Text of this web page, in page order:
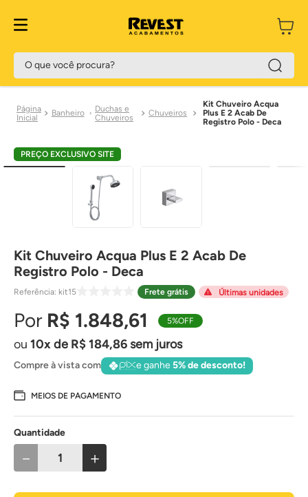
O que você procura?
Banheiro
Duchas e
Chuveiros
Chuveiros
Kit Chuveiro Acqua
Plus E 2 Acab De
Registro Polo - Deca
PREÇO EXCLUSIVO SITE
Kit Chuveiro Acqua Plus E 2 Acab De
Registro Polo - Deca
Referência: kit15 Frete grátis Últimas unidades
R$ 1.848,61 5%OFF
10 de R$184,86sem juros
Compre à vista com e ganhe5% de desconto!
MEIOS DE PAGAMENTO
Quantidade
＋
－